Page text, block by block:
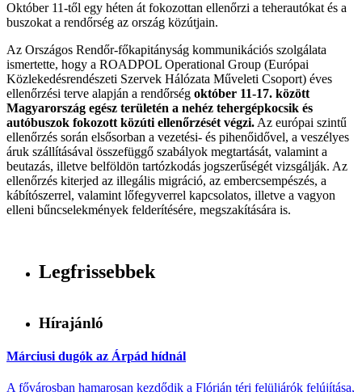
Október 11-től egy héten át fokozottan ellenőrzi a teherautókat és a
buszokat a rendőrség az ország közútjain.
Az Országos Rendőr-főkapitányság kommunikációs szolgálata
ismertette, hogy a ROADPOL Operational Group (Európai
Közlekedésrendészeti Szervek Hálózata Műveleti Csoport) éves
ellenőrzési terve alapján a rendőrség október 11-17. között
Magyarország egész területén a nehéz tehergépkocsik és
autóbuszok fokozott közúti ellenőrzését végzi. Az európai szintű
ellenőrzés során elsősorban a vezetési- és pihenőidővel, a veszélyes
áruk szállításával összefüggő szabályok megtartását, valamint a
beutazás, illetve belföldön tartózkodás jogszerűségét vizsgálják. Az
ellenőrzés kiterjed az illegális migráció, az embercsempészés, a
kábítószerrel, valamint lőfegyverrel kapcsolatos, illetve a vagyon
elleni bűncselekmények felderítésére, megszakítására is.
Legfrissebbek
Hírajánló
Márciusi dugók az Árpád hídnál
A fővárosban hamarosan kezdődik a Flórián téri felüljárók felújítása,